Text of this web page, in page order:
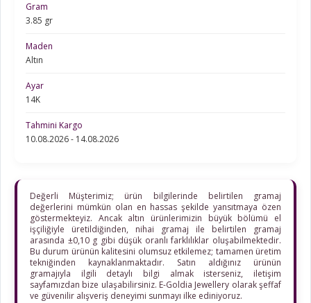
Gram
3.85 gr
Maden
Altın
Ayar
14K
Tahmini Kargo
10.08.2026 - 14.08.2026
Değerli Müşterimiz; ürün bilgilerinde belirtilen gramaj
değerlerini mümkün olan en hassas şekilde yansıtmaya özen
göstermekteyiz. Ancak altın ürünlerimizin büyük bölümü el
işçiliğiyle üretildiğinden, nihai gramaj ile belirtilen gramaj
arasında ±0,10 g gibi düşük oranlı farklılıklar oluşabilmektedir.
Bu durum ürünün kalitesini olumsuz etkilemez; tamamen üretim
tekniğinden kaynaklanmaktadır. Satın aldığınız ürünün
gramajıyla ilgili detaylı bilgi almak isterseniz, iletişim
sayfamızdan bize ulaşabilirsiniz. E-Goldia Jewellery olarak şeffaf
ve güvenilir alışveriş deneyimi sunmayı ilke ediniyoruz.